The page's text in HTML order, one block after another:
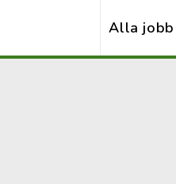
Alla jobb